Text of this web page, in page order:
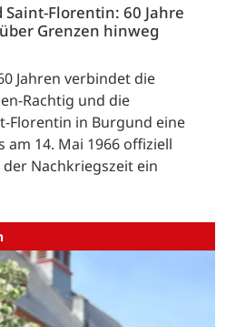
Florentin: 60 Jahre
Grenzen hinweg
Jahren verbindet die
Rachtig und die
Florentin in Burgund eine
am 14. Mai 1966 offiziell
Nachkriegszeit ein